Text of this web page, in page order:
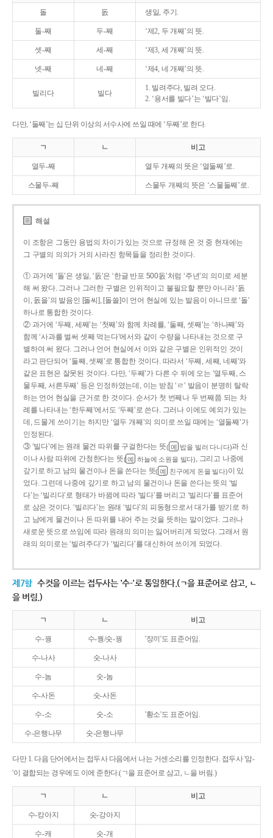
돌 돐 생일, 주기.
둘-째 두-째 ‘제2, 두 개째’의 뜻.
셋-째 세-째 ‘제3, 세 개째’의 뜻.
넷-째 네-째 ‘제4, 네 개째’의 뜻.
빌리다 빌다
1. 빌려주다, 빌려 오다.
2. ‘용서를 빌다’는 ‘빌다’임.
다만, ‘둘째’는 십 단위 이상의 서수사에 쓰일 때에 ‘두째’로 한다.
ㄱ ㄴ 비고
열두-째 열두 개째의 뜻은 ‘열둘째’로.
스물두-째 스물두 개째의 뜻은 ‘스물둘째’로.
해설
이 조항은 그동안 용법의 차이가 있는 것으로 규정해 온 것 중 현재에는
그 구별의 의의가 거의 사라진 항목들을 정리한 것이다.
① 과거에 ‘돌’은 생일, ‘돐’은 ‘한글 반포 500돐’처럼 ‘주년’의 의미로 세분
해 써 왔다. 그러나 그러한 구별은 인위적이고 불필요할 뿐만 아니라 ‘돐
이, 돐을’의 발음인 [돌씨], [돌쓸]이 언어 현실에 있는 발음이 아니므로 ‘돌’
하나로 통합한 것이다.
② 과거에 ‘두째, 세째’는 ‘첫째’와 함께 차례를, ‘둘째, 셋째’는 ‘하나째’와
함께 ‘사과를 벌써 셋째 먹는다’에서와 같이 수량을 나타내는 것으로 구
별하여 써 왔다. 그러나 언어 현실에서 이와 같은 구별은 인위적인 것이
라고 판단되어 ‘둘째, 셋째’로 통합한 것이다. 따라서 ‘두째, 세째, 네째’와
같은 표현은 잘못된 것이다. 다만, ‘두째’가 다른 수 뒤에 오는 ‘열두째, 스
물두째, 서른두째’ 등은 인정하였는데, 이는 받침 ‘ㄹ’ 발음이 분명히 탈락
하는 언어 현실을 근거로 한 것이다. 순서가 첫 번째나 두 번째쯤 되는 차
례를 나타내는 ‘한두째’에서도 ‘두째’로 쓴다. 그러나 이에도 예외가 있는
데, 드물게 쓰이기는 하지만 ‘열두 개째’의 의미로 쓰일 때에는 ‘열둘째’가
인정된다.
③ ‘빌다’에는 원래 물건 따위를 구걸한다는 뜻( 예 밥을 빌러 다니다)과 신
이나 사람 따위에 간청한다는 뜻( 예 하늘에 소원을 빌다), 그리고 나중에
갚기로 하고 남의 물건이나 돈을 쓴다는 뜻( 예 친구에게 돈을 빌다)이 있
었다. 그런데 나중에 갚기로 하고 남의 물건이나 돈을 쓴다는 뜻의 ‘빌
다’는 ‘빌리다’로 형태가 바뀜에 따라 ‘빌다’를 버리고 ‘빌리다’를 표준어
로 삼은 것이다. ‘빌리다’는 원래 ‘빌다’의 피동형으로서 대가를 받기로 하
고 남에게 물건이나 돈 따위를 내어 주는 것을 뜻하는 말이었다. 그러나
새로운 뜻으로 쓰임에 따라 원래의 의미는 잃어버리게 되었다. 그래서 원
래의 의미로는 ‘빌려주다’가 ‘빌리다’를 대신하여 쓰이게 되었다.
제7항 수컷을 이르는 접두사는 '수-'로 통일한다.(ㄱ을 표준어로 삼고, ㄴ
을 버림.)
ㄱ ㄴ 비고
수-꿩 수-퀑/숫-꿩 '장끼'도 표준어임.
수-나사 숫-나사
수-놈 숫-놈
수-사돈 숫-사돈
수-소 숫-소 '황소'도 표준어임.
수-은행나무 숫-은행나무
다만 1. 다음 단어에서는 접두사 다음에서 나는 거센소리를 인정한다. 접두사 '암-
'이 결합되는 경우에도 이에 준한다.(ㄱ을 표준어로 삼고, ㄴ을 버림.)
ㄱ ㄴ 비고
수-캉아지 숫-강아지
수-캐 숫-개